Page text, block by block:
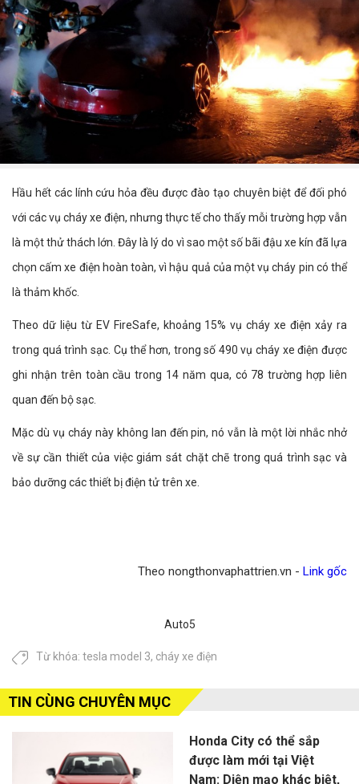
Hầu hết các lính cứu hỏa đều được đào tạo chuyên biệt để đối phó
với các vụ cháy xe điện, nhưng thực tế cho thấy mỗi trường hợp vẫn
là một thử thách lớn. Đây là lý do vì sao một số bãi đậu xe kín đã lựa
chọn cấm xe điện hoàn toàn, vì hậu quả của một vụ cháy pin có thể
là thảm khốc.
Theo dữ liệu từ EV FireSafe, khoảng 15% vụ cháy xe điện xảy ra
trong quá trình sạc. Cụ thể hơn, trong số 490 vụ cháy xe điện được
ghi nhận trên toàn cầu trong 14 năm qua, có 78 trường hợp liên
quan đến bộ sạc.
Mặc dù vụ cháy này không lan đến pin, nó vẫn là một lời nhắc nhở
về sự cần thiết của việc giám sát chặt chẽ trong quá trình sạc và
bảo dưỡng các thiết bị điện tử trên xe.
Theo nongthonvaphattrien.vn - Link gốc
Auto5
Từ khóa: tesla model 3, cháy xe điện
TIN CÙNG CHUYÊN MỤC
Honda City có thể sắp
được làm mới tại Việt
Nam: Diện mạo khác biệt,